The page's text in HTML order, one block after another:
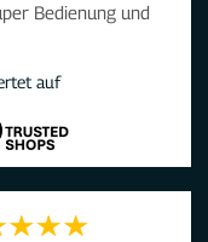
Bedienung und
auf